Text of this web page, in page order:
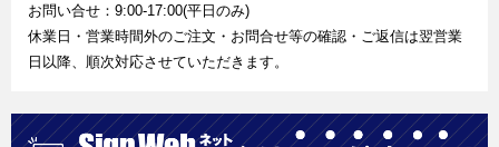
お問い合せ：9:00-17:00(平日のみ)
休業日・営業時間外のご注文・お問合せ等の確認・ご返信は翌営業
日以降、順次対応させていただきます。